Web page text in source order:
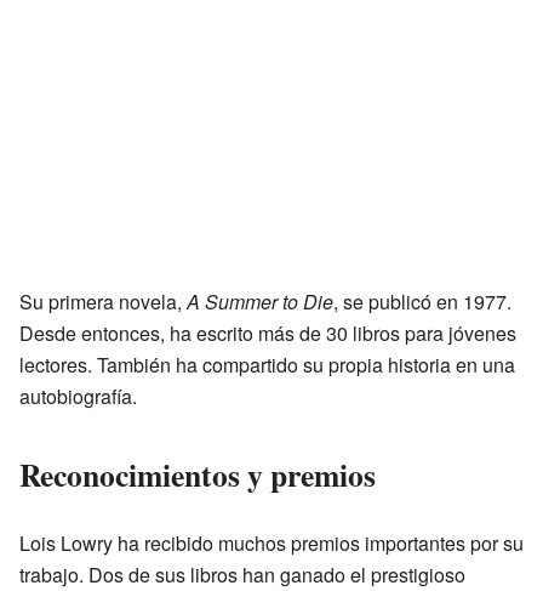
Su primera novela,A Summer to Die, se publicó en 1977.
Desde entonces, ha escrito más de 30 libros para jóvenes
lectores. También ha compartido su propia historia en una
autobiografía.
Reconocimientos y premios
Lois Lowry ha recibido muchos premios importantes por su
trabajo. Dos de sus libros han ganado el prestigioso